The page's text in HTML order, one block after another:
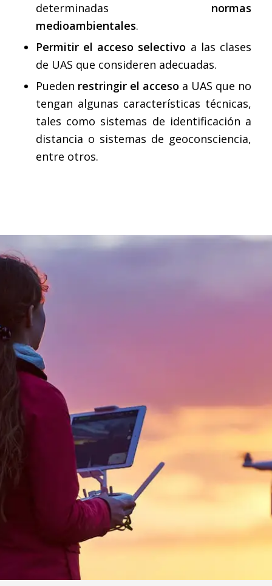
determinadas normas
medioambientales.
Permitir el acceso selectivo a las clases
de UAS que consideren adecuadas.
Pueden restringir el acceso a UAS que no
tengan algunas características técnicas,
tales como sistemas de identificación a
distancia o sistemas de geoconsciencia,
entre otros.